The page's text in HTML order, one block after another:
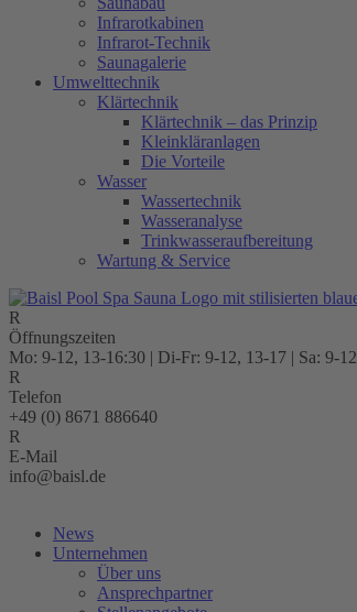
Infrarotkabinen
Infrarot-Technik
Saunagalerie
Umwelttechnik
Klärtechnik
Klärtechnik – das Prinzip
Kleinkläranlagen
Die Vorteile
Wasser
Wassertechnik
Wasseranalyse
Trinkwasseraufbereitung
Wartung & Service
Öffnungszeiten
Mo: 9-12, 13-16:30 | Di-Fr: 9-12, 13-17 | Sa: 9-12
Telefon
+49 (0) 8671 886640
E-Mail
info@baisl.de
News
Unternehmen
Über uns
Ansprechpartner